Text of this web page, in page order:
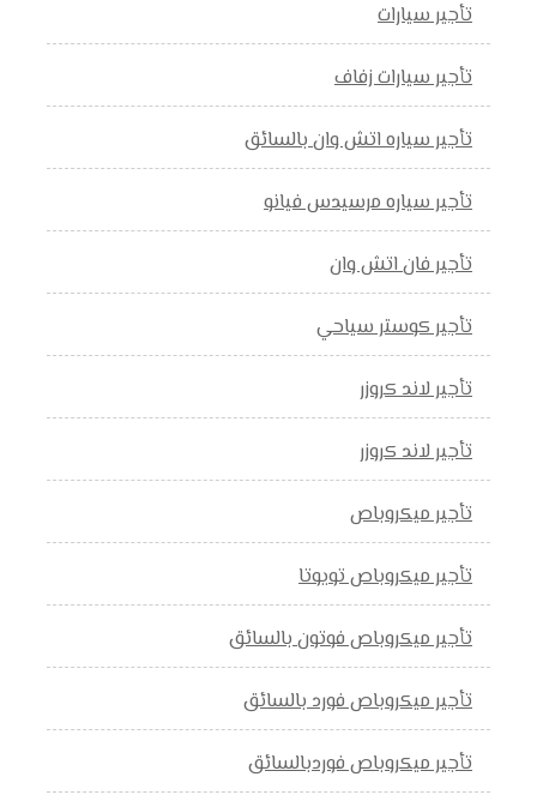
تأجير سيارات
تأجير سيارات زفاف
تأجير سياره اتش وان بالسائق
تأجير سياره مرسيدس فيانو
تأجير فان اتش وان
تأجير كوستر سياحي
تأجير لاند كروزر
تأجير لاند كروزر
تأجير ميكروباص
تأجير ميكروباص تويوتا
تأجير ميكروباص فوتون بالسائق
تأجير ميكروباص فورد بالسائق
تأجير ميكروباص فوردبالسائق